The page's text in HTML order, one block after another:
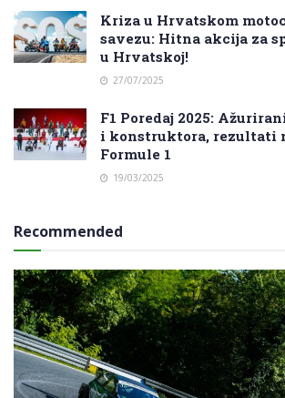
Kriza u Hrvatskom
savezu: Hitna akcija za
u Hrvatskoj!
27/07/2025
F1 Poredaj 2025:
i konstruktora, rezultati
Formule 1
19/03/2025
Recommended